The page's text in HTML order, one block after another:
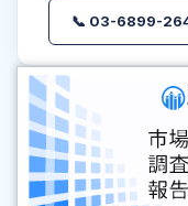
📞 03-6899-